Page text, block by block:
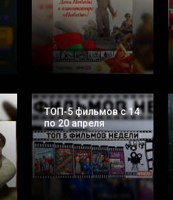
ТОП-5 фильмов с 14
по 20 апреля